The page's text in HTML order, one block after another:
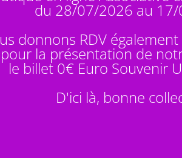
du 28/07/2026 au
donnons RDV
pour la présentation de
le billet 0€ Euro Souvenir
D'ici là, bonne